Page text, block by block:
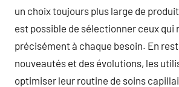
un choix toujours plus large de
est possible de sélectionner ceux qui
précisément à chaque besoin. En
nouveautés et des évolutions, les
optimiser leur routine de soins